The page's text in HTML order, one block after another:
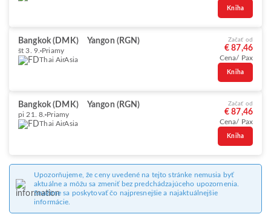
Kniha
Bangkok (DMK) Yangon (RGN)
št 3. 9. Priamy
Thai AirAsia
Začať od
€ 87,46
Cena/ Pax
Kniha
Bangkok (DMK) Yangon (RGN)
pi 21. 8. Priamy
Thai AirAsia
Začať od
€ 87,46
Cena/ Pax
Kniha
Upozorňujeme, že ceny uvedené na tejto stránke nemusia byť
aktuálne a môžu sa zmeniť bez predchádzajúceho upozornenia.
Snažíme sa poskytovať čo najpresnejšie a najaktuálnejšie
informácie.